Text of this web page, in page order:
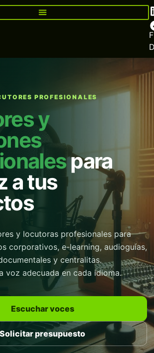
PROFESIONALES
y
para
a tus
y locutoras profesionales para
corporativos, e-learning, audioguías,
y centralitas.
voz adecuada en cada idioma.
Escuchar voces
Solicitar presupuesto